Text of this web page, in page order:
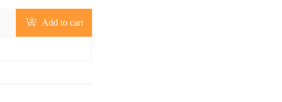
Add to cart